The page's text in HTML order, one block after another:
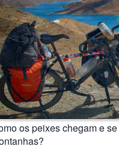
os peixes chegam e